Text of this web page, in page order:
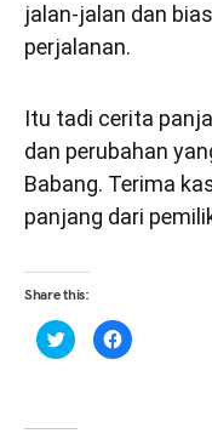
jalan-jalan dan
perjalanan.
Itu tadi cerita
dan perubahan
Babang. Terima
panjang dari
Share this:
Click
to
share
Click
to